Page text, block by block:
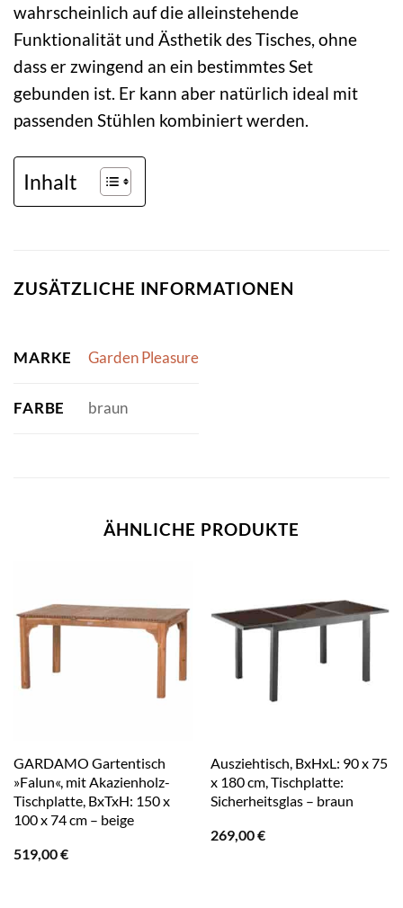
wahrscheinlich auf die alleinstehende
Funktionalität und Ästhetik des Tisches, ohne
dass er zwingend an ein bestimmtes Set
gebunden ist. Er kann aber natürlich ideal mit
passenden Stühlen kombiniert werden.
Inhalt
ZUSÄTZLICHE INFORMATIONEN
MARKE Garden Pleasure
FARBE braun
ÄHNLICHE PRODUKTE
GARDAMO Gartentisch
»Falun«, mit Akazienholz-
Tischplatte, BxTxH: 150 x
100 x 74 cm – beige
519,00€
Ausziehtisch, BxHxL: 90 x 75
x 180 cm, Tischplatte:
Sicherheitsglas – braun
269,00€